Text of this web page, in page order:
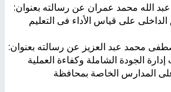
الله محمد عمران عن رسالته بعنوان:
على قياس الأداء فى التعليم
محمد عبد العزيز عن رسالته بعنوان:
الجودة الشاملة وكفاءة العملية
على المدارس الخاصة بمحافظة